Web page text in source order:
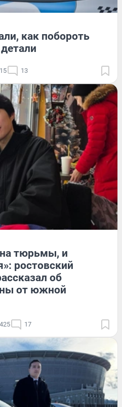
как побороть
13
тюрьмы, и
ростовский
об
от южной
17